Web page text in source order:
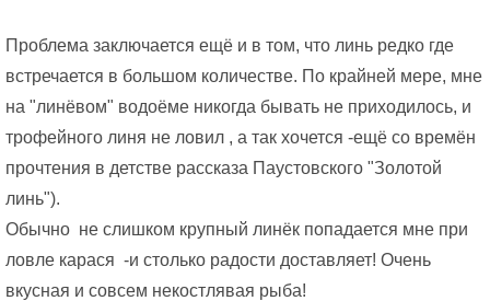
Проблема заключается ещё и в том, что линь редко где
встречается в большом количестве. По крайней мере, мне
на "линёвом" водоёме никогда бывать не приходилось, и
трофейного линя не ловил , а так хочется -ещё со времён
прочтения в детстве рассказа Паустовского "Золотой
линь").
Обычно не слишком крупный линёк попадается мне при
ловле карася -и столько радости доставляет! Очень
вкусная и совсем некостлявая рыба!